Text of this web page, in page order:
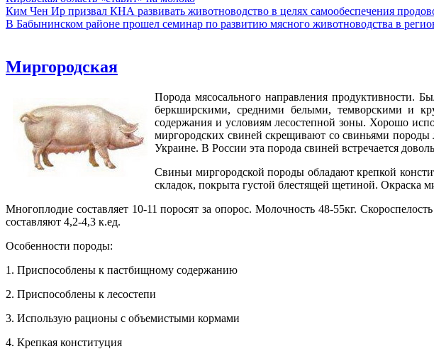
Ким Чен Ир призвал КНА развивать животноводство в целях самообеспечения
В Бабынинском районе прошел семинар по развитию мясного животноводства в
Миргородская
Порода мясосального направления продуктивности.
беркширскими, средними белыми, темворскими и
содержания и условиям лесостепной зоны. Хорошо
миргородских свиней скрещивают со свиньями породы
Украине. В России эта порода свиней встречается
Свиньи миргородской породы обладают крепкой
складок, покрыта густой блестящей щетиной. Окраска
Многоплодие составляет 10-11 поросят за опорос. Молочность 48-55кг.
составляют 4,2-4,3 к.ед.
Особенности породы:
1. Приспособлены к пастбищному содержанию
2. Приспособлены к лесостепи
3. Использую рационы с объемистыми кормами
4. Крепкая конституция